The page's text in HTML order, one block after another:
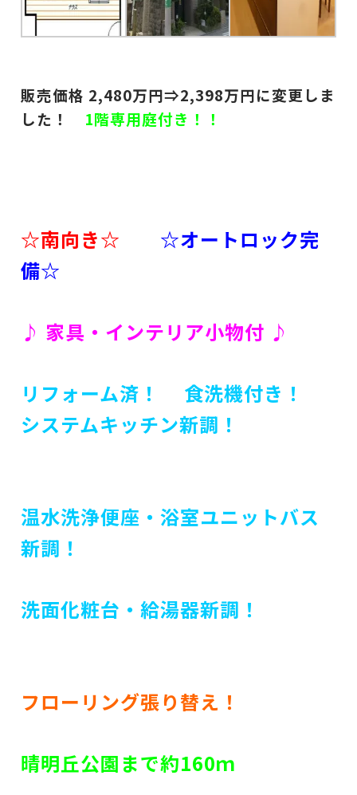
販売価格 2,480万円⇒2,398万円に変更しま
した！
1階専用庭付き！！
☆南向き☆ ☆オートロック完
備☆
♪ 家具・インテリア小物付 ♪
リフォーム済！ 食洗機付き！
システムキッチン新調！
温水洗浄便座・浴室ユニットバス
新調！
洗面化粧台・給湯器新調！
フローリング張り替え！
晴明丘公園まで約160ｍ